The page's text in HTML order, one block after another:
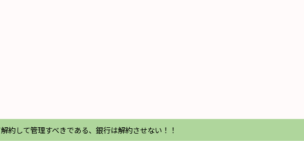
約して管理すべきである、銀行は解約させない！！